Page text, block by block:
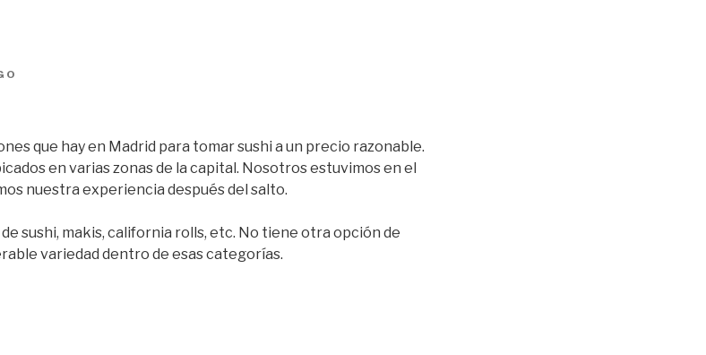
que hay en Madrid para tomar sushi a un precio razonable.
en varias zonas de la capital. Nosotros estuvimos en el
nuestra experiencia después del salto.
sushi, makis, california rolls, etc. No tiene otra opción de
variedad dentro de esas categorías.